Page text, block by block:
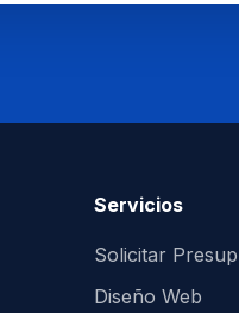
Servicios
Solicitar
Diseño Web